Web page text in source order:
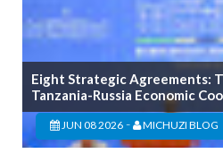
Eight Strategic Agreements:
Tanzania-Russia Economic
JUN 08 2026 - MICHUZI BLOG